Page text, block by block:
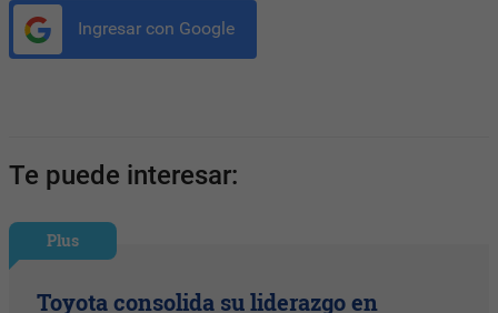
Ingresar con Google
Te puede interesar:
Plus
Toyota consolida su liderazgo en